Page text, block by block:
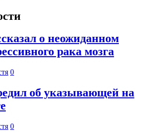
о неожиданном
рака мозга
0
об указывающей на
0